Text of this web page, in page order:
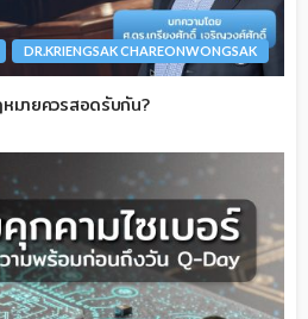
DR.KRIENGSAK CHAREONWONGSAK
มายควรสอดรับกัน?